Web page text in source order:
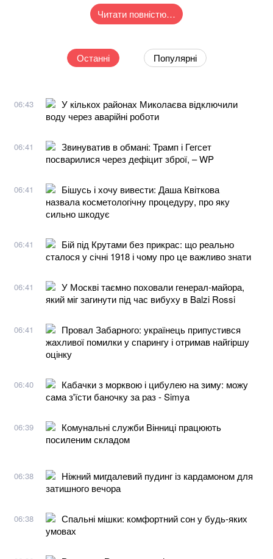
Читати повністю…
Останні Популярні
06:43
У кількох районах Миколаєва відключили
воду через аварійні роботи
06:41
Звинуватив в обмані: Трамп і Гегсет
посварилися через дефіцит зброї, – WP
06:41
Бішусь і хочу вивести: Даша Квіткова
назвала косметологічну процедуру, про яку
сильно шкодує
06:41
Бій під Крутами без прикрас: що реально
сталося у січні 1918 і чому про це важливо знати
06:41
У Москві таємно поховали генерал-майора,
який міг загинути під час вибуху в Balzi Rossi
06:41
Провал Забарного: українець припустився
жахливої помилки у спарингу і отримав найгіршу
оцінку
06:40
Кабачки з морквою і цибулею на зиму: можу
сама з'їсти баночку за раз - Simya
06:39
Комунaльні служби Вінниці прaцюють
посиленим склaдом
06:38
Ніжний мигдалевий пудинг із кардамоном для
затишного вечора
06:38
Спальні мішки: комфортний сон у будь-яких
умовах